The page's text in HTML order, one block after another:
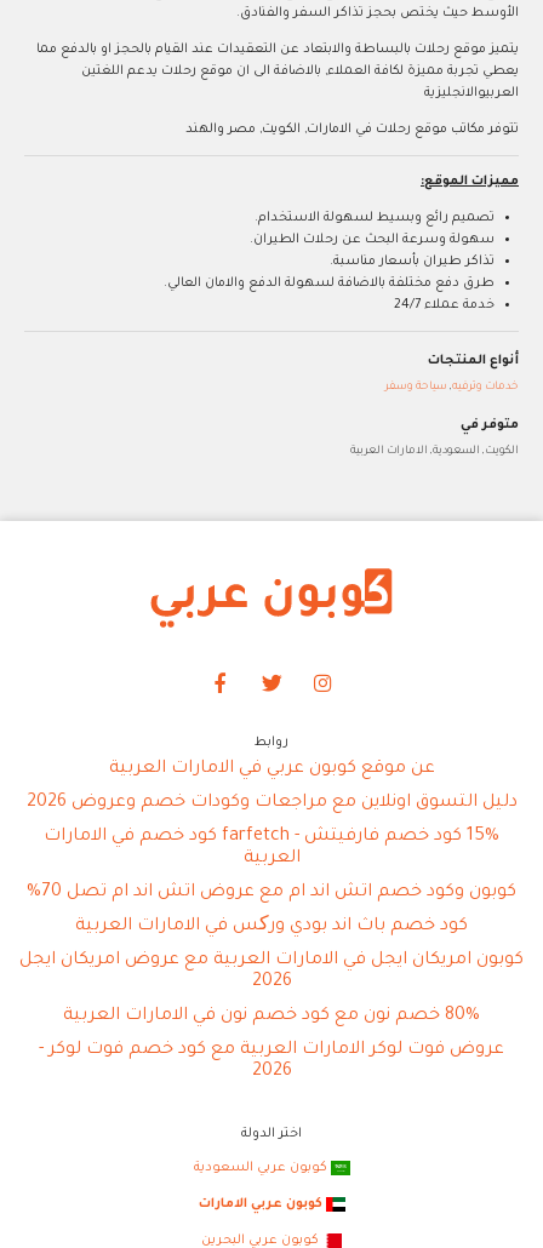
الأوسط حيث يختص بحجز تذاكر السفر والفنادق.
يتميز موقع رحلات بالبساطة والابتعاد عن التعقيدات عند القيام بالحجز او بالدفع مما
يعطي تجربة مميزة لكافة العملاء, بالاضافة الى ان موقع رحلات يدعم اللغتين
العربيوالانجليزية
تتوفر مكاتب موقع رحلات في الامارات, الكويت, مصر والهند
مميزات الموقع:
تصميم رائع وبسيط لسهولة الاستخدام.
سهولة وسرعة البحث عن رحلات الطيران.
تذاكر طيران بأسعار مناسبة.
طرق دفع مختلفة بالاضافة لسهولة الدفع والامان العالي.
خدمة عملاء 24/7
أنواع المنتجات
خدمات وترفيه, سياحة وسفر
متوفر في
الكويت, السعودية, الامارات العربية
روابط
عن موقع كوبون عربي في الامارات العربية
دليل التسوق اونلاين مع مراجعات وكودات خصم وعروض 2026
15% كود خصم فارفيتش - farfetch كود خصم في الامارات
العربية
كوبون وكود خصم اتش اند ام مع عروض اتش اند ام تصل 70%
كود خصم باث اند بودي ورکس في الامارات العربية
كوبون امريكان ايجل في الامارات العربية مع عروض امريكان ايجل
2026
80% خصم نون مع كود خصم نون في الامارات العربية
عروض فوت لوكر الامارات العربية مع كود خصم فوت لوكر -
2026
اختر الدولة
كوبون عربي السعودية
كوبون عربي الامارات
كوبون عربي البحرين